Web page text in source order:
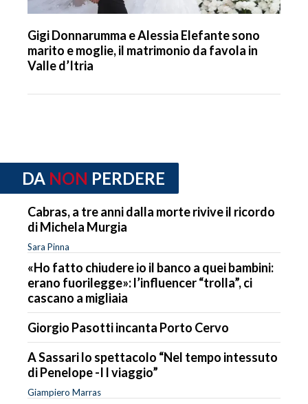
Gigi Donnarumma e Alessia Elefante sono
marito e moglie, il matrimonio da favola in
Valle d’Itria
DA NON PERDERE
Cabras, a tre anni dalla morte rivive il ricordo
di Michela Murgia
Sara Pinna
«Ho fatto chiudere io il banco a quei bambini:
erano fuorilegge»: l’influencer “trolla”, ci
cascano a migliaia
Giorgio Pasotti incanta Porto Cervo
A Sassari lo spettacolo “Nel tempo intessuto
di Penelope -I l viaggio”
Giampiero Marras